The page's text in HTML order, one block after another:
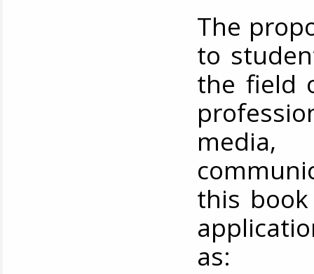
The
to
the field
this
as: